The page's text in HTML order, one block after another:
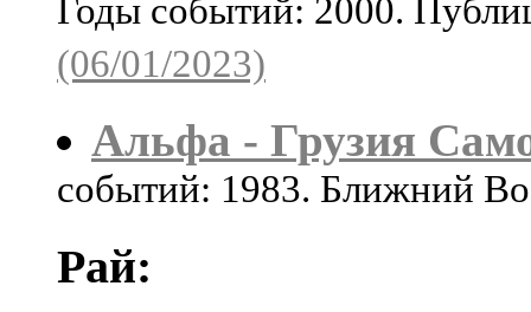
Годы событий: 2000.
(06/01/2023)
Альфа - Грузия
событий: 1983. Ближний
Рай: